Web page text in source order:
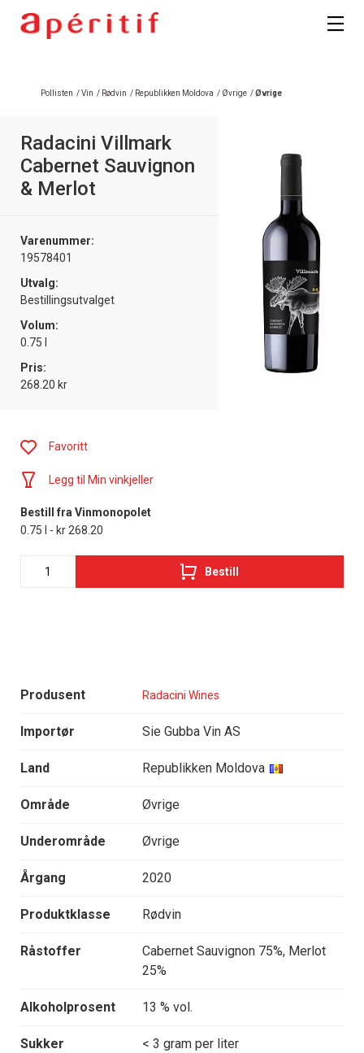
Pollisten /Vin / Rødvin / Republikken Moldova / Øvrige /Øvrige
Radacini Villmark
Cabernet Sauvignon
& Merlot
Varenummer:
19578401
Utvalg:
Bestillingsutvalget
Volum:
0.75 l
Pris:
268.20 kr
Produsent Radacini Wines
Importør Sie Gubba Vin AS
Land Republikken Moldova
Område Øvrige
Underområde Øvrige
Årgang 2020
Produktklasse Rødvin
Råstoffer
Cabernet Sauvignon 75%, Merlot
25%
Alkoholprosent 13 % vol.
Sukker < 3 gram per liter
Favoritt
Legg til Min vinkjeller
Bestill fra Vinmonopolet
0.75 l - kr 268.20
Bestill